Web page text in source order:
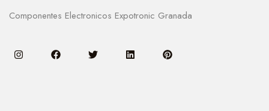
Componentes Electronicos Expotronic Granada